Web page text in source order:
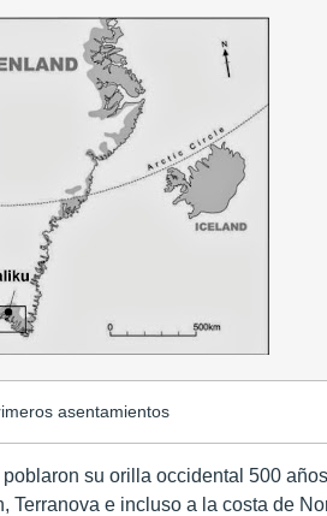
asentamientos
su orilla occidental 500
e incluso a la costa de